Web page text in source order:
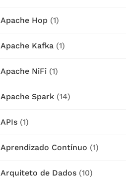
Apache Hop (1)
Apache Kafka (1)
Apache NiFi (1)
Apache Spark (14)
APIs (1)
Aprendizado Contínuo (1)
Arquiteto de Dados (10)